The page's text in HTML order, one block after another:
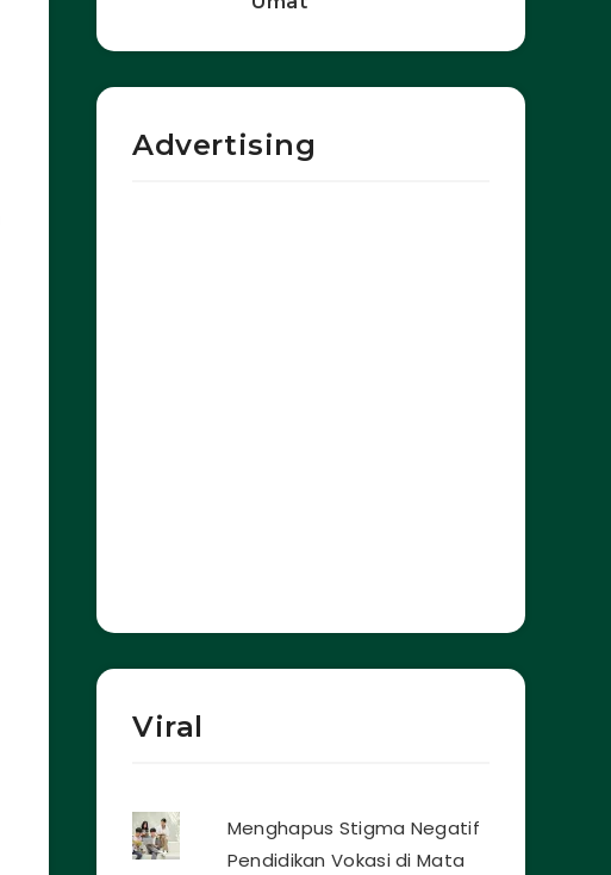
Advertising
Viral
Menghapus Stigma Negatif
Pendidikan Vokasi di Mata